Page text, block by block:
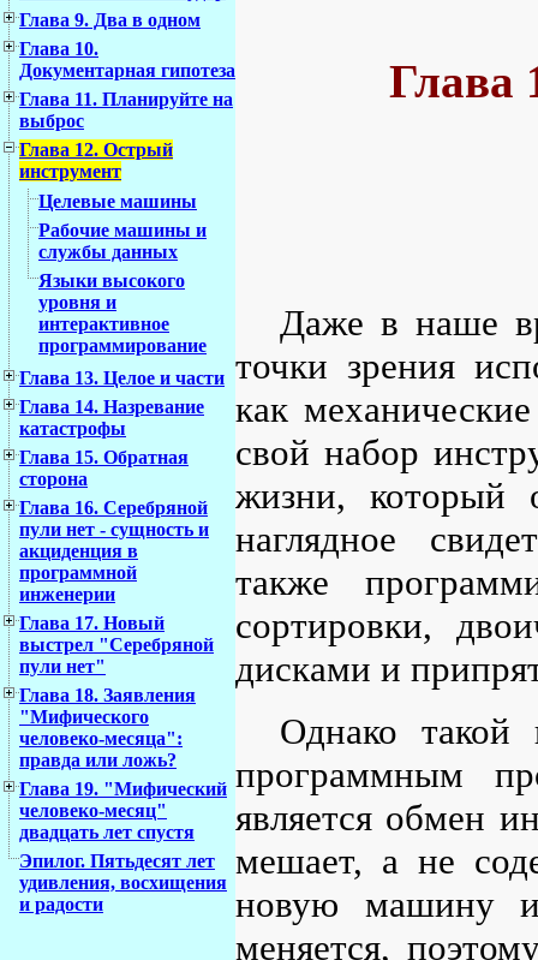
Глава 9. Два в одном
Глава 10.
Документарная гипотеза
Глава 11. Планируйте на
выброс
Глава 12. Острый
инструмент
Целевые машины
Рабочие машины и
службы данных
Языки высокого
уровня и
интерактивное
программирование
Глава 13. Целое и части
Глава 14. Назревание
катастрофы
Глава 15. Обратная
сторона
Глава 16. Серебряной
пули нет - сущность и
акциденция в
программной
инженерии
Глава 17. Новый
выстрел "Серебряной
пули нет"
Глава 18. Заявления
"Мифического
человеко-месяца":
правда или ложь?
Глава 19. "Мифический
человеко-месяц"
двадцать лет спустя
Эпилог. Пятьдесят лет
удивления, восхищения
и радости
Глава
Даже в наше
точки зрения
как
свой набор
жизни, который
наглядное
также
сортировки,
дисками и
Однако такой
программным
является обмен
мешает, а не
новую машину
меняется,